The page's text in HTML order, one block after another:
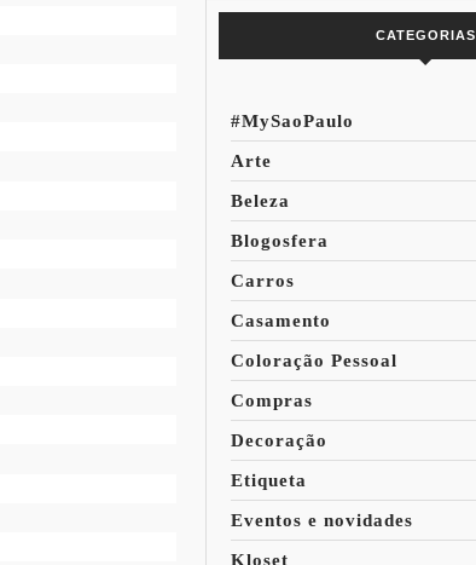
CATEGORIAS
#MySaoPaulo
Arte
Beleza
Blogosfera
Carros
Casamento
Coloração Pessoal
Compras
Decoração
Etiqueta
Eventos e novidades
Kloset